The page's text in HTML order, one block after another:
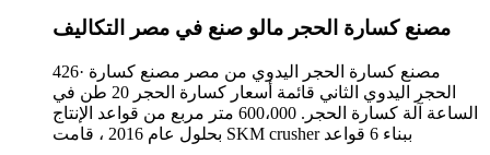
مصنع كسارة الحجر مالو صنع في مصر التكاليف
426· مصنع كسارة الحجر اليدوي من مصر مصنع كسارة
الحجر اليدوي الثاني قائمة أسعار كسارة الحجر 20 طن في
الساعة آلة كسارة الحجر. 600،000 متر مربع من قواعد الإنتاج
بحلول عام 2016 ، قامت SKM crusher ببناء 6 قواعد